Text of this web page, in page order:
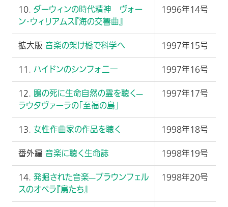
10. ダーウィンの時代精神 ヴォー
ン･ウィリアムス『海の交響曲』
1996年14号
拡大版 音楽の架け橋で科学へ 1997年15号
11. ハイドンのシンフォ二一 1997年16号
12. 鴎の死に生命自然の霊を聴く—
ラウタヴァーラの「至福の島」
1997年17号
13. 女性作曲家の作品を聴く 1998年18号
番外編 音楽に聴く生命誌 1998年19号
14. 発掘された音楽—ブラウンフェル
スのオペラ『鳥たち』
1998年20号